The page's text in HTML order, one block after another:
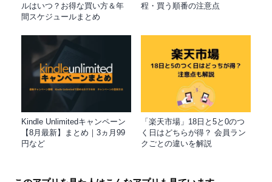
ルはいつ？お得な買い方＆年
間スケジュールまとめ
程・買う順番の注意点
Kindle Unlimitedキャンペーン
【8月最新】まとめ｜3ヵ月99
円など
「楽天市場」18日と5と0のつ
く日はどちらが得？ 会員ラン
クごとの違いを解説